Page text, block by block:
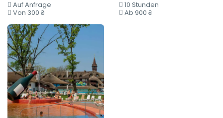
Auf Anfrage
Von 300 ₴
10 Stunden
Ab 900 ₴